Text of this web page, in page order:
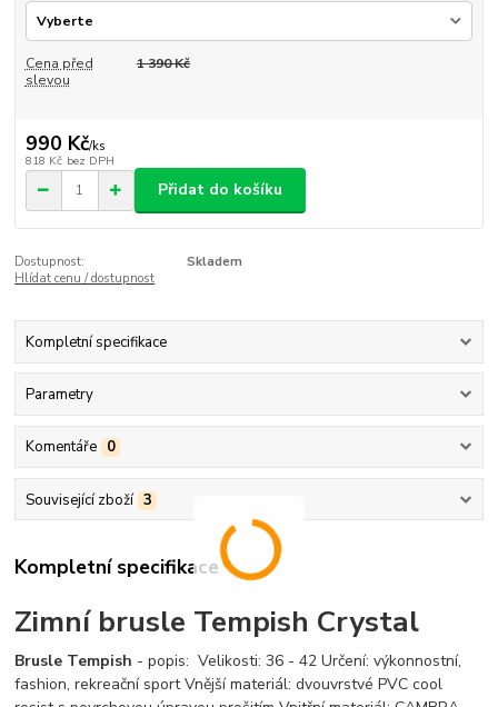
Cena před
slevou
1 390 Kč
990 Kč/ks
818 Kč bez DPH
Přidat do košíku
Dostupnost:
Skladem
Hlídat cenu / dostupnost
Kompletní specifikace
Parametry
Komentáře 0
Související zboží 3
Kompletní specifikace
Zimní brusle Tempish Crystal
Brusle Tempish - popis: Velikosti: 36 - 42 Určení: výkonnostní,
fashion, rekreační sport Vnější materiál: dvouvrstvé PVC cool